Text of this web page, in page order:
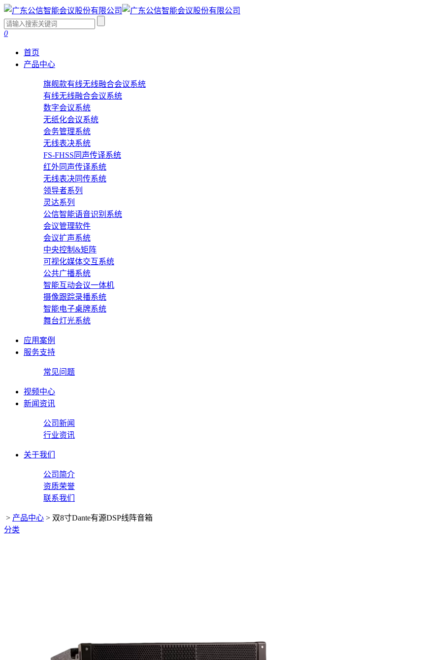
0
首页
产品中心
旗舰款有线无线融合会议系统
有线无线融合会议系统
数字会议系统
无纸化会议系统
会务管理系统
无线表决系统
FS-FHSS同声传译系统
红外同声传译系统
无线表决同传系统
领导者系列
灵达系列
公信智能语音识别系统
会议管理软件
会议扩声系统
中央控制&矩阵
可视化媒体交互系统
公共广播系统
智能互动会议一体机
摄像跟踪录播系统
智能电子桌牌系统
舞台灯光系统
应用案例
服务支持
常见问题
视频中心
新闻资讯
公司新闻
行业资讯
关于我们
公司简介
资质荣誉
联系我们
> 产品中心 > 双8寸Dante有源DSP线阵音箱
分类